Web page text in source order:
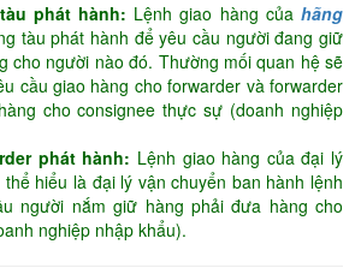
phát hành: Lệnh giao hàng của hãng
tàu phát hành để yêu cầu người đang giữ
cho người nào đó. Thường mối quan hệ sẽ
cầu giao hàng cho forwarder và forwarder
cho consignee thực sự (doanh nghiệp
phát hành: Lệnh giao hàng của đại lý
hiểu là đại lý vận chuyển ban hành lệnh
người nắm giữ hàng phải đưa hàng cho
nghiệp nhập khẩu).